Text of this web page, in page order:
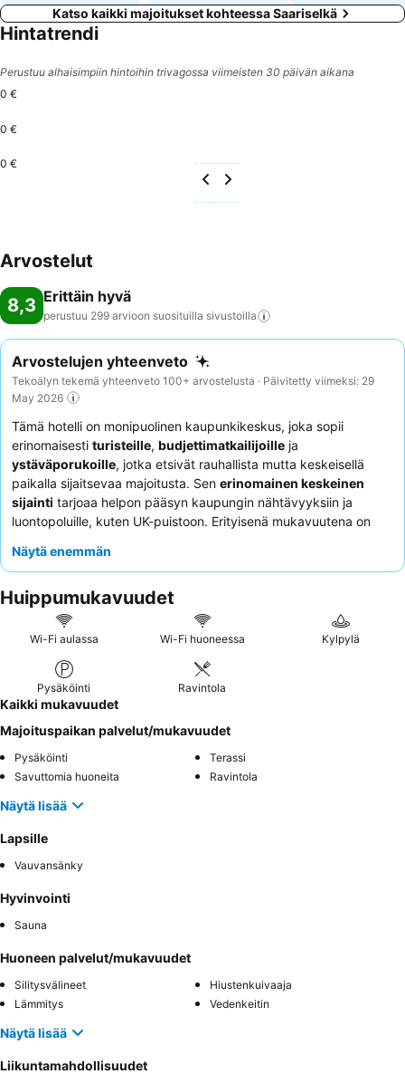
Katso kaikki majoitukset kohteessa Saariselkä
Hintatrendi
Perustuu alhaisimpiin hintoihin trivagossa viimeisten 30 päivän aikana
0 €
0 €
0 €
Arvostelut
8,3 Erittäin hyvä
perustuu 299 arvioon suosituilla sivustoilla
Arvostelujen yhteenveto
Tekoälyn tekemä yhteenveto 100+ arvostelusta · Päivitetty viimeksi: 29
May 2026
Tämä hotelli on monipuolinen kaupunkikeskus, joka sopii
erinomaisesti turisteille, budjettimatkailijoille ja
ystäväporukoille, jotka etsivät rauhallista mutta keskeisellä
paikalla sijaitsevaa majoitusta. Sen erinomainen keskeinen
sijainti tarjoaa helpon pääsyn kaupungin nähtävyyksiin ja
luontopoluille, kuten UK-puistoon. Erityisenä mukavuutena on
huonekohtaista jääkaappitilaa vieraiden käyttöön. Asiakkaat
erinomaista, monipuolista ja kattavaa aamiaista
Rauhallisempaa kokemusta varten kannattaa pyytää
puutarhaan päin olevaa huonetta.
Näytä enemmän
Huippumukavuudet
Wi-Fi aulassa Wi-Fi huoneessa Kylpylä
Pysäköinti Ravintola
Kaikki mukavuudet
Majoituspaikan palvelut/mukavuudet
Pysäköinti
Terassi
Savuttomia huoneita
Ravintola
Näytä lisää
Lapsille
Vauvansänky
Hyvinvointi
Sauna
Huoneen palvelut/mukavuudet
Silitysvälineet
Hiustenkuivaaja
Lämmitys
Vedenkeitin
Näytä lisää
Liikuntamahdollisuudet